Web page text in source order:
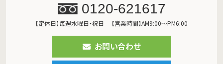
0120-621617
【定休日】毎週水曜日・祝日 【営業時間】AM9:00～PM6:00
お問い合わせ